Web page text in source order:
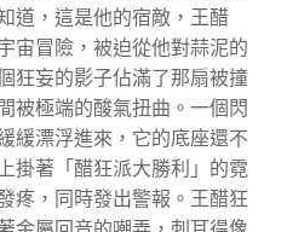
道，這是他的宿敵，王醋
宙冒險，被迫從他對蒜泥的
狂妄的影子佔滿了那扇被撞
被極端的酸氣扭曲。一個閃
緩漂浮進來，它的底座還不
掛著「醋狂派大勝利」的霓
疼，同時發出警報。王醋狂